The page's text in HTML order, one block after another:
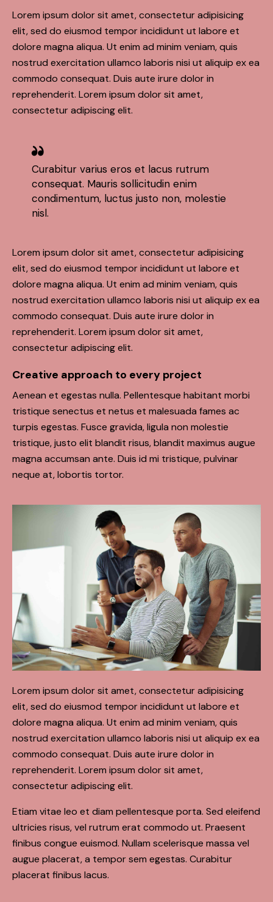
Lorem ipsum dolor sit amet, consectetur adipisicing
elit, sed do eiusmod tempor incididunt ut labore et
dolore magna aliqua. Ut enim ad minim veniam, quis
nostrud exercitation ullamco laboris nisi ut aliquip ex ea
commodo consequat. Duis aute irure dolor in
reprehenderit. Lorem ipsum dolor sit amet,
consectetur adipiscing elit.
Curabitur varius eros et lacus rutrum
consequat. Mauris sollicitudin enim
condimentum, luctus justo non, molestie
nisl.
Lorem ipsum dolor sit amet, consectetur adipisicing
elit, sed do eiusmod tempor incididunt ut labore et
dolore magna aliqua. Ut enim ad minim veniam, quis
nostrud exercitation ullamco laboris nisi ut aliquip ex ea
commodo consequat. Duis aute irure dolor in
reprehenderit. Lorem ipsum dolor sit amet,
consectetur adipiscing elit.
Creative approach to every project
Aenean et egestas nulla. Pellentesque habitant morbi
tristique senectus et netus et malesuada fames ac
turpis egestas. Fusce gravida, ligula non molestie
tristique, justo elit blandit risus, blandit maximus augue
magna accumsan ante. Duis id mi tristique, pulvinar
neque at, lobortis tortor.
Lorem ipsum dolor sit amet, consectetur adipisicing
elit, sed do eiusmod tempor incididunt ut labore et
dolore magna aliqua. Ut enim ad minim veniam, quis
nostrud exercitation ullamco laboris nisi ut aliquip ex ea
commodo consequat. Duis aute irure dolor in
reprehenderit. Lorem ipsum dolor sit amet,
consectetur adipiscing elit.
Etiam vitae leo et diam pellentesque porta. Sed eleifend
ultricies risus, vel rutrum erat commodo ut. Praesent
finibus congue euismod. Nullam scelerisque massa vel
augue placerat, a tempor sem egestas. Curabitur
placerat finibus lacus.